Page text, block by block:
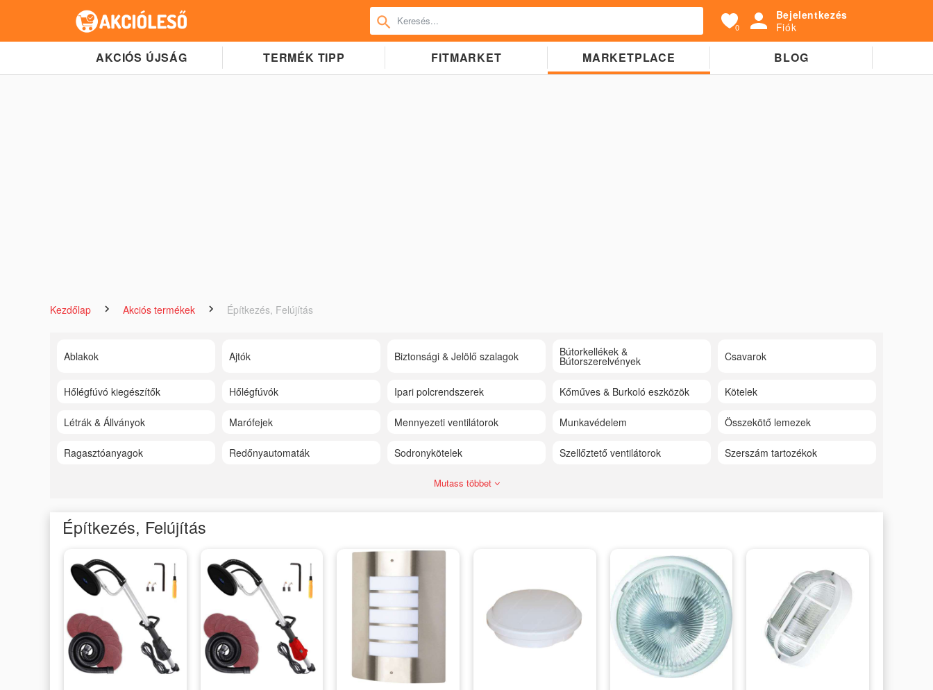
0
Bejelentkezés
Fiók
AKCIÓS ÚJSÁG TERMÉK TIPP FITMARKET MARKETPLACE BLOG
Kezdőlap Akciós termékek Építkezés, Felújítás
Ablakok Ajtók Biztonsági & Jelölő szalagok Bútorkellékek &
Bútorszerelvények Csavarok
Hőlégfúvó kiegészítők Hőlégfúvók Ipari polcrendszerek Kőműves & Burkoló eszközök Kötelek
Létrák & Állványok Marófejek Mennyezeti ventilátorok Munkavédelem Összekötő lemezek
Ragasztóanyagok Redőnyautomaták Sodronykötelek Szellőztető ventilátorok Szerszám tartozékok
Mutass többet
Építkezés, Felújítás